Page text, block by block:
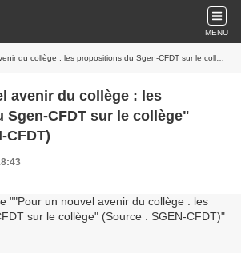
MENU
: les propositions du Sgen-CFDT sur le collège" (Source : SGEN-CFDT)
avenir du collège : les
Sgen-CFDT sur le collège"
CFDT)